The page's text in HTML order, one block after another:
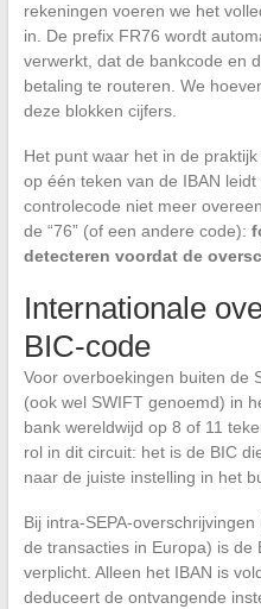
rekeningen voeren we het
in. De prefix FR76 wordt
verwerkt, dat de bankcode en
betaling te routeren. We
deze blokken cijfers.
Het punt waar het in de
op één teken van de IBAN
controlecode niet meer
de “76” (of een andere code):
detecteren voordat de
Internationale
BIC-code
Voor overboekingen buiten de
(ook wel SWIFT genoemd) in
bank wereldwijd op 8 of 11
rol in dit circuit: het is de BIC
naar de juiste instelling in het
Bij intra-SEPA-
de transacties in Europa) is de
verplicht. Alleen het IBAN is
deduceert de ontvangende